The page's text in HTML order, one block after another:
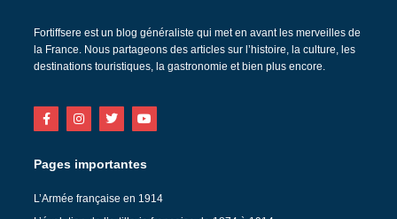
Fortiffsere est un blog généraliste qui met en avant les merveilles de
la France. Nous partageons des articles sur l’histoire, la culture, les
destinations touristiques, la gastronomie et bien plus encore.
Pages importantes
L’Armée française en 1914